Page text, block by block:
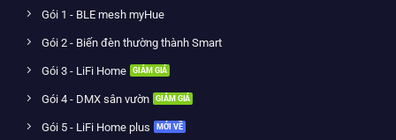
Gói 1 - BLE mesh myHue
Gói 2 - Biến đèn thường thành Smart
Gói 3 - LiFi Home
Gói 4 - DMX sân vườn
Gói 5 - LiFi Home plus